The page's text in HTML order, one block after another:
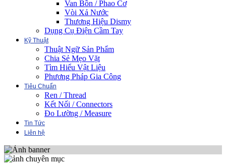
Van Bồn / Phao Cơ
Vòi Xả Nước
Thương Hiệu Dismy
Dụng Cụ Điện Cầm Tay
Kỹ Thuật
Thuật Ngữ Sản Phẩm
Chia Sẻ Mẹo Vặt
Tìm Hiểu Vật Liệu
Phương Pháp Gia Công
Tiêu Chuẩn
Ren / Thread
Kết Nối / Connectors
Đo Lường / Measure
Tin Tức
Liên hệ